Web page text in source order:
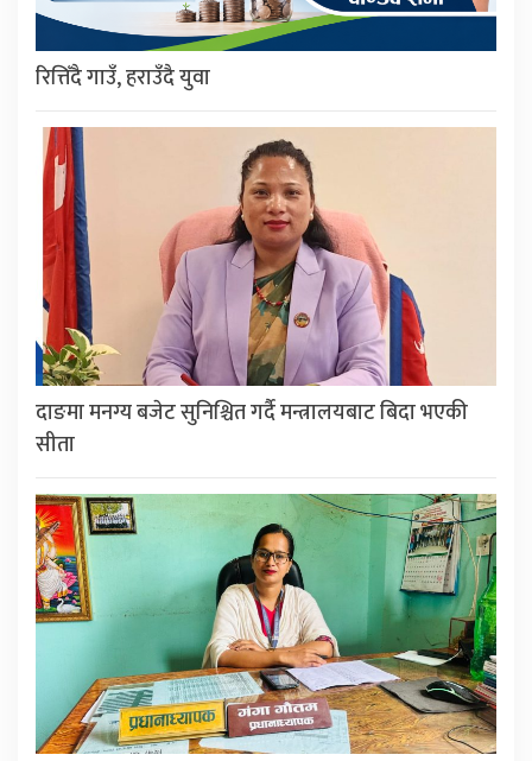
रित्तिँदै गाउँ, हराउँदै युवा
दाङमा मनग्य बजेट सुनिश्चित गर्दै मन्त्रालयबाट बिदा भएकी
सीता